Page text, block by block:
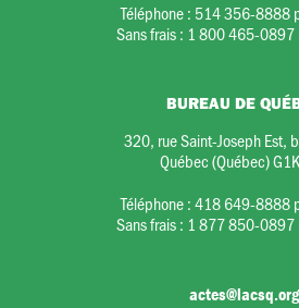
Téléphone : 514 356-8888
Sans frais : 1 800 465-0897
BUREAU DE
320, rue Saint-Joseph Est,
Québec (Québec)
Téléphone :418 649-8888
Sans frais : 1 877 850-0897
actes@lacsq.org